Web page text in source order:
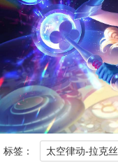
标签： 太空律动-拉克丝